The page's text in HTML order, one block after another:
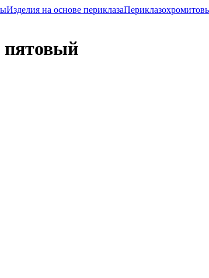
Изделия на основе периклаза